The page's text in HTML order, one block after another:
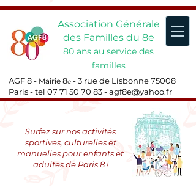
Association Générale
des Familles du 8e
80 ans au service des
familles
AGF 8 - Mairie 8e - 3 rue de Lisbonne 75008
Paris - tel 07 71 50 70 83-agf8e@yahoo.fr
Surfez sur nos activités
sportives, culturelles et
manuelles pour enfants et
adultes de Paris 8 !